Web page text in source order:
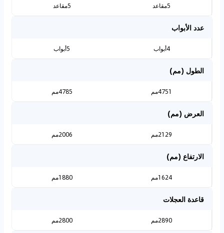
5مقاعد 5مقاعد
عدد الأبواب
4أبواب 5أبواب
الطول (مم)
4751مم 4785مم
العرض (مم)
2129مم 2006مم
الارتفاع (مم)
1624مم 1880مم
قاعدة العجلات
2890مم 2800مم